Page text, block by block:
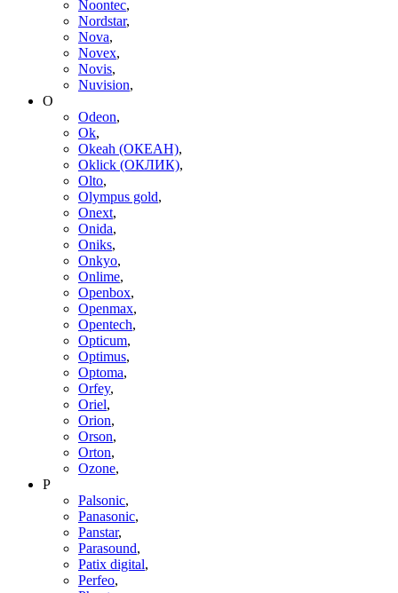
Noontec,
Nordstar,
Nova,
Novex,
Novis,
Nuvision,
O
Odeon,
Ok,
Okeah (ОКЕАН),
Oklick (ОКЛИК),
Olto,
Olympus gold,
Onext,
Onida,
Oniks,
Onkyo,
Onlime,
Openbox,
Openmax,
Opentech,
Opticum,
Optimus,
Optoma,
Orfey,
Oriel,
Orion,
Orson,
Orton,
Ozone,
P
Palsonic,
Panasonic,
Panstar,
Parasound,
Patix digital,
Perfeo,